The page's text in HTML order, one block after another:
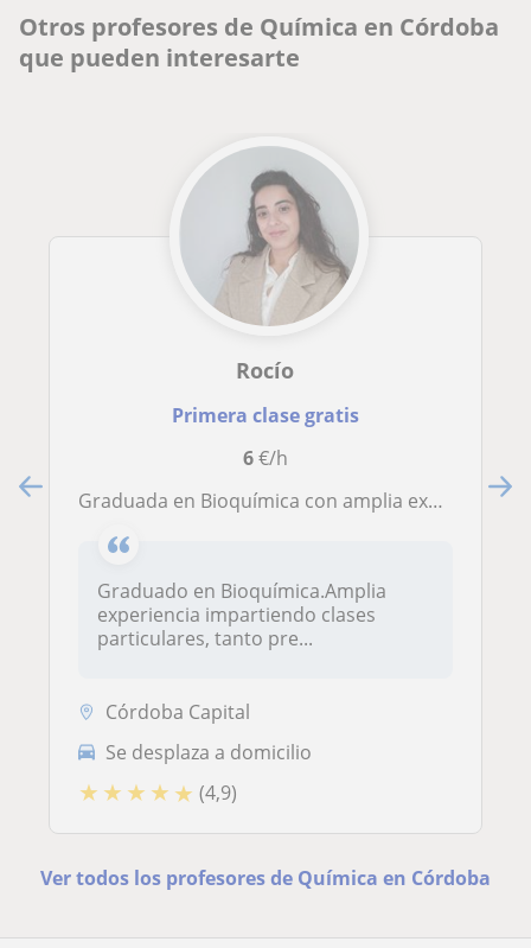
Otros profesores de Química en Córdoba
que pueden interesarte
Rocío
Primera clase gratis
6€/h
Graduada en Bioquímica con amplia experiencia impartiendo clases particulares
Graduado en Bioquímica.Amplia
experiencia impartiendo clases
particulares, tanto pre...
Córdoba Capital
Se desplaza a domicilio
★ ★ ★ ★ ★ (4,9)
Ver todos los profesores de Química en Córdoba